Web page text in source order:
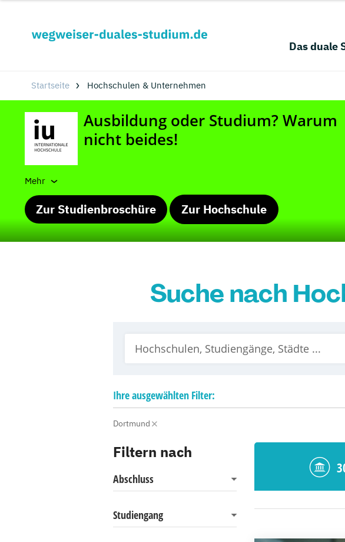
Das duale
Startseite Hochschulen & Unternehmen
Mehr
Zur Studienbroschüre Zur Hochschule
Suche nach
Ihreausgewählten Filter:
Dortmund
Filtern nach
Abschluss
Studiengang